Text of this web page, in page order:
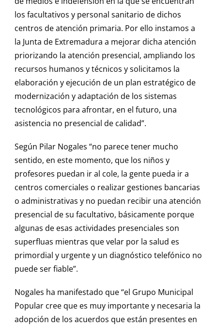
los facultativos y personal sanitario de dichos
centros de atención primaria. Por ello instamos a
la Junta de Extremadura a mejorar dicha atención
priorizando la atención presencial, ampliando los
recursos humanos y técnicos y solicitamos la
elaboración y ejecución de un plan estratégico de
modernización y adaptación de los sistemas
tecnológicos para afrontar, en el futuro, una
asistencia no presencial de calidad”.
Según Pilar Nogales “no parece tener mucho
sentido, en este momento, que los niños y
profesores puedan ir al cole, la gente pueda ir a
centros comerciales o realizar gestiones bancarias
o administrativas y no puedan recibir una atención
presencial de su facultativo, básicamente porque
algunas de esas actividades presenciales son
superfluas mientras que velar por la salud es
primordial y urgente y un diagnóstico telefónico no
puede ser fiable”.
Nogales ha manifestado que “el Grupo Municipal
Popular cree que es muy importante y necesaria la
adopción de los acuerdos que están presentes en